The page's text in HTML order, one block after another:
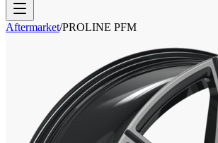
Aftermarket/PROLINE PFM